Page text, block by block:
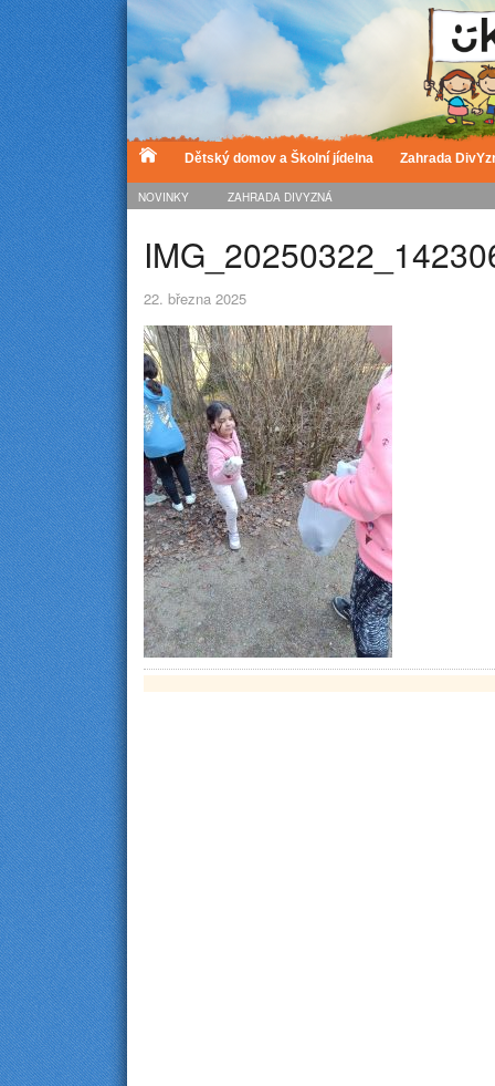
Dětský domov a Školní jídelna Zahrada
NOVINKY ZAHRADA DIVYZNÁ
22. března 2025